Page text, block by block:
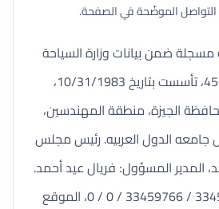
التواصل الموضّحة في الصفحة.
مسجلة ضمن بيانات وزارة السياحة
والآثار، رقم الترخيص 456، تأسست بتاريخ 10/31/1983،
1983، محافظة الجيزة، منطقة المهندسين،
المسجل: 5 ش جامعه الدول العربيه. رئيس مجلس
المدير المسؤول: فريال عيد أحمد.
أرقام التواصل: 33454136 / 33459766 / 0 / 0، الموقع